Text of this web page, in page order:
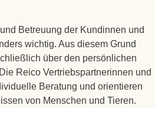
Betreuung der Kundinnen und
wichtig. Aus diesem Grund
über den persönlichen
Reico Vertriebspartnerinnen und
Beratung und orientieren
von Menschen und Tieren.